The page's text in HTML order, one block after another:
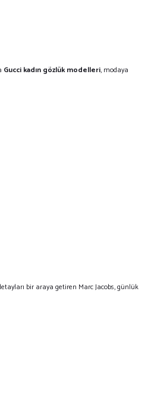
Gucci kadın gözlük modelleri, modaya
bir araya getiren Marc Jacobs, günlük